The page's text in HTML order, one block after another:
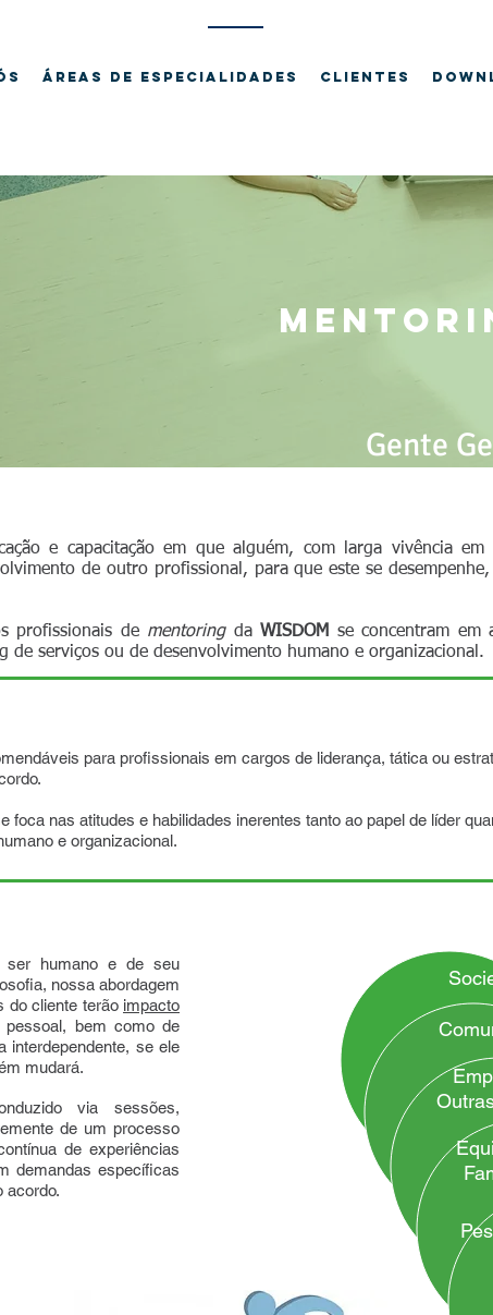
Áreas de Especialidades Clientes
Gente
para profissionais em cargos de liderança, tática ou
foca nas atitudes e habilidades inerentes tanto ao papel de líder
e organizacional.
e capacitação em que alguém, com larga vivência em
de outro profissional, para que este se desempenhe,
profissionais de mentoringda WISDOM
se concentram em
de serviços ou de desenvolvimento humano e organizacional.
ser humano e de seu
nossa abordagem
do cliente terão impacto
bem como de
interdependente, se ele
mudará.
via sessões,
de um processo
de experiências
demandas específicas
acordo.